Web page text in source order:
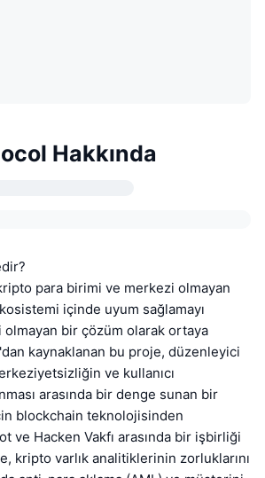
Hakkında
para birimi ve merkezi olmayan
içinde uyum sağlamayı
olmayan bir çözüm olarak ortaya
kaynaklanan bu proje, düzenleyici
ve kullanıcı
arasında bir denge sunan bir
blockchain teknolojisinden
ve Hacken Vakfı arasında bir işbirliği
kripto varlık analitiklerinin zorluklarını